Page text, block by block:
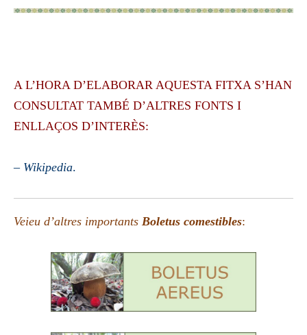
A L’HORA D’ELABORAR AQUESTA FITXA S’HAN
CONSULTAT TAMBÉ D’ALTRES FONTS I
ENLLAÇOS D’INTERÈS:
– Wikipedia.
Veieu d’altres importants Boletus comestibles: